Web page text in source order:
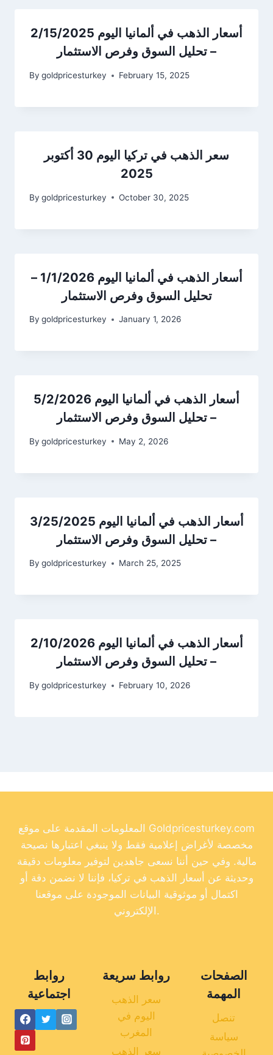
أسعار الذهب في ألمانيا اليوم 2/15/2025
– تحليل السوق وفرص الاستثمار
By goldpricesturkey February 15, 2025
سعر الذهب في تركيا اليوم 30 أكتوبر
2025
By goldpricesturkey October 30, 2025
أسعار الذهب في ألمانيا اليوم 1/1/2026 –
تحليل السوق وفرص الاستثمار
By goldpricesturkey January 1, 2026
أسعار الذهب في ألمانيا اليوم 5/2/2026
– تحليل السوق وفرص الاستثمار
By goldpricesturkey May 2, 2026
أسعار الذهب في ألمانيا اليوم 3/25/2025
– تحليل السوق وفرص الاستثمار
By goldpricesturkey March 25, 2025
أسعار الذهب في ألمانيا اليوم 2/10/2026
– تحليل السوق وفرص الاستثمار
By goldpricesturkey February 10, 2026
المعلومات المقدمة على موقع Goldpricesturkey.com
مخصصة لأغراض إعلامية فقط ولا ينبغي اعتبارها نصيحة
مالية. وفي حين أننا نسعى جاهدين لتوفير معلومات دقيقة
وحديثة عن أسعار الذهب في تركيا، فإننا لا نضمن دقة أو
اكتمال أو موثوقية البيانات الموجودة على موقعنا
الإلكتروني.
روابط
اجتماعية
روابط سريعة
سعر الذهب
اليوم في
المغرب
سعر الذهب
الصفحات
المهمة
تنصل
سياسة